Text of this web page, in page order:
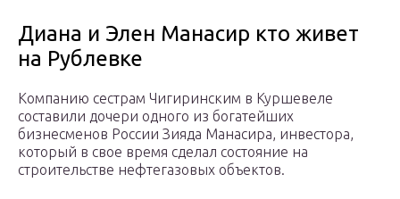
Диана и Элен Манасир кто живет
на Рублевке
Компанию сестрам Чигиринским в Куршевеле
составили дочери одного из богатейших
бизнесменов России Зияда Манасира, инвестора,
который в свое время сделал состояние на
строительстве нефтегазовых объектов.